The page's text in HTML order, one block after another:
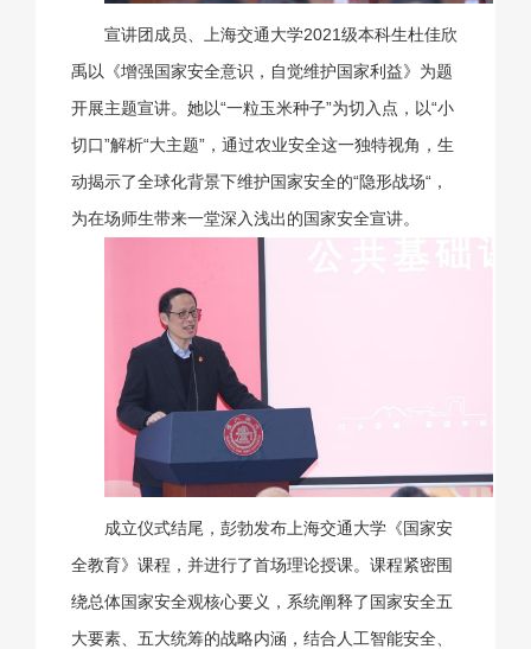
宣讲团成员、上海交通大学2021级本科生杜佳欣
禹以《增强国家安全意识，自觉维护国家利益》为题
开展主题宣讲。她以“一粒玉米种子”为切入点，以“小
切口”解析“大主题”，通过农业安全这一独特视角，生
动揭示了全球化背景下维护国家安全的“隐形战场“，
为在场师生带来一堂深入浅出的国家安全宣讲。
成立仪式结尾，彭勃发布上海交通大学《国家安
全教育》课程，并进行了首场理论授课。课程紧密围
绕总体国家安全观核心要义，系统阐释了国家安全五
大要素、五大统筹的战略内涵，结合人工智能安全、